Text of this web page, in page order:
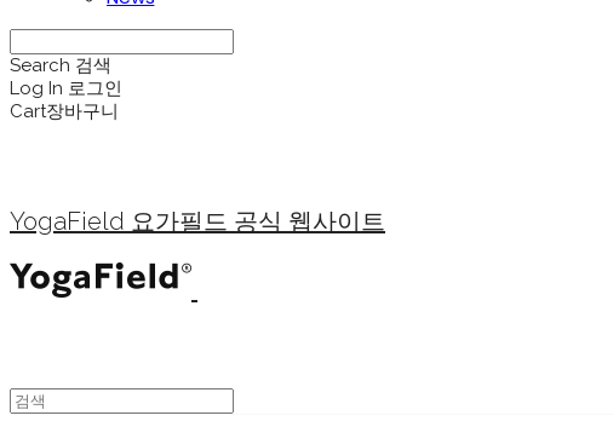
Search 검색
Log In 로그인
Cart장바구니
YogaField 요가필드 공식 웹사이트